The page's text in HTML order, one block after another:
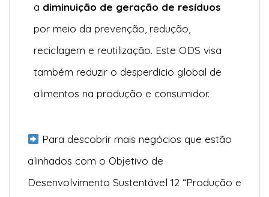
a diminuição de geração de resíduos
por meio da prevenção, redução,
reciclagem e reutilização. Este ODS visa
também reduzir o desperdício global de
alimentos na produção e consumidor.
Para descobrir mais negócios que estão
alinhados com o Objetivo de
Desenvolvimento Sustentável 12 “Produção e